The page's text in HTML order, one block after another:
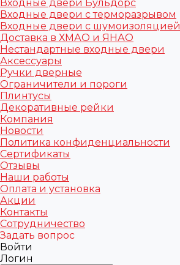
Входные двери Бульдорс
Входные двери с терморазрывом
Входные двери с шумоизоляцией
Доставка в ХМАО и ЯНАО
Нестандартные входные двери
Аксессуары
Ручки дверные
Ограничители и пороги
Плинтусы
Декоративные рейки
Компания
Новости
Политика конфиденциальности
Сертификаты
Отзывы
Наши работы
Оплата и установка
Акции
Контакты
Сотрудничество
Задать вопрос
Войти
Логин